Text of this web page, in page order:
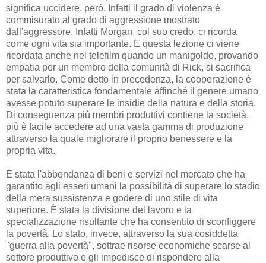
significa uccidere, però. Infatti il grado di violenza è
commisurato al grado di aggressione mostrato
dall'aggressore. Infatti Morgan, col suo credo, ci ricorda
come ogni vita sia importante. E questa lezione ci viene
ricordata anche nel telefilm quando un manigoldo, provando
empatia per un membro della comunità di Rick, si sacrifica
per salvarlo. Come detto in precedenza, la cooperazione è
stata la caratteristica fondamentale affinché il genere umano
avesse potuto superare le insidie della natura e della storia.
Di conseguenza più membri produttivi contiene la società,
più è facile accedere ad una vasta gamma di produzione
attraverso la quale migliorare il proprio benessere e la
propria vita.
È stata l'abbondanza di beni e servizi nel mercato che ha
garantito agli esseri umani la possibilità di superare lo stadio
della mera sussistenza e godere di uno stile di vita
superiore. È stata la divisione del lavoro e la
specializzazione risultante che ha consentito di sconfiggere
la povertà. Lo stato, invece, attraverso la sua cosiddetta
"guerra alla povertà", sottrae risorse economiche scarse al
settore produttivo e gli impedisce di rispondere alla